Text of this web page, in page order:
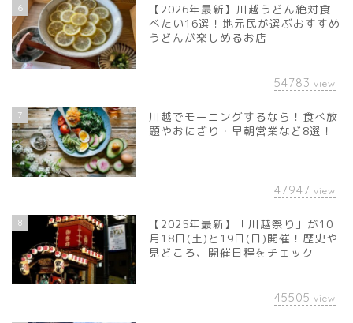
6
【2026年最新】川越うどん絶対食
べたい16選！地元民が選ぶおすすめ
うどんが楽しめるお店
54783 view
7
川越でモーニングするなら！食べ放
題やおにぎり・早朝営業など8選！
47947 view
8
【2025年最新】「川越祭り」が10
月18日(土)と19日(日)開催！歴史や
見どころ、開催日程をチェック
45505 view